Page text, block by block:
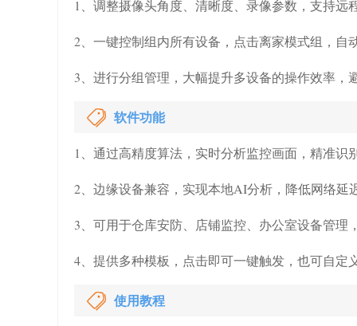
1、调整摄像头角度、清晰度、录像参数，支持远
2、一键控制组内所有设备，点击离家模式组，自
3、进行分组管理，大幅提升多设备的操作效率，
软件功能
1、通过高精度算法，实时分析监控画面，精准识
2、边缘设备兼容，实现本地AI分析，降低网络延
3、可用于仓库安防、店铺监控、办公室设备管理
4、提供多种模板，点击即可一键触发，也可自定
使用教程